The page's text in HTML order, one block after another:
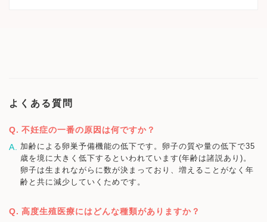
よくある質問
不妊症の一番の原因は何ですか？
加齢による卵巣予備機能の低下です。卵子の質や量の低下で35
歳を境に大きく低下するといわれています(年齢は諸説あり)。
卵子は生まれながらに数が決まっており、増えることがなく年
齢と共に減少していくためです。
高度生殖医療にはどんな種類がありますか？